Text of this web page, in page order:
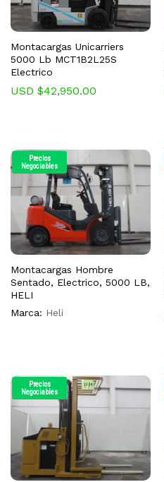
Montacargas Unicarriers
5000 Lb MCT1B2L25S
Electrico
USD $42,950.00
Precios
Negociables
Montacargas Hombre
Sentado, Electrico, 5000 LB,
HELI
Marca: Heli
Precios
Negociables